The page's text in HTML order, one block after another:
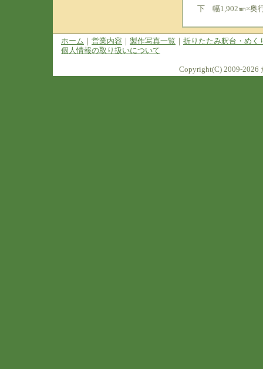
下 幅1,902㎜×奥
ホーム ｜ 営業内容 ｜ 製作写真一覧 ｜ 折りたたみ釈台・めく
個人情報の取り扱いについて
Copyright(C) 2009-